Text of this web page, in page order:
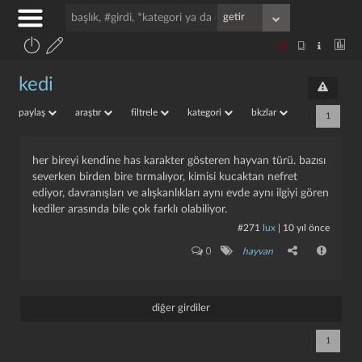
kedi
paylaş araştır filtrele kategori bkzlar 1
her bireyi kendine has karakter gösteren hayvan türü. bazısı
severken birden bire tırmalıyor, kimisi kucaktan nefret
ediyor, davranışları ve alışkanlıkları aynı evde aynı ilgiyi gören
kediler arasında bile çok farklı olabiliyor.
#271 lux 10 yıl önce
0 hayvan
diğer girdiler
1